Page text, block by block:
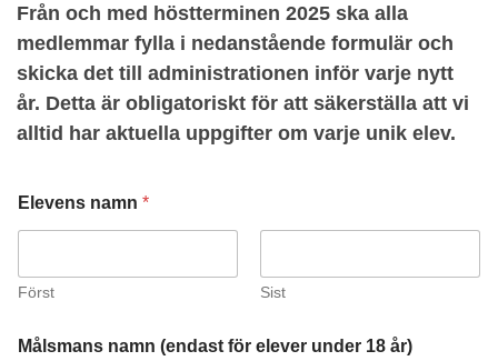
Från och med höstterminen 2025 ska alla
medlemmar fylla i nedanstående formulär och
skicka det till administrationen inför varje nytt
år. Detta är obligatoriskt för att säkerställa att vi
alltid har aktuella uppgifter om varje unik elev.
Elevens namn *
Först Sist
Målsmans namn (endast för elever under 18 år)